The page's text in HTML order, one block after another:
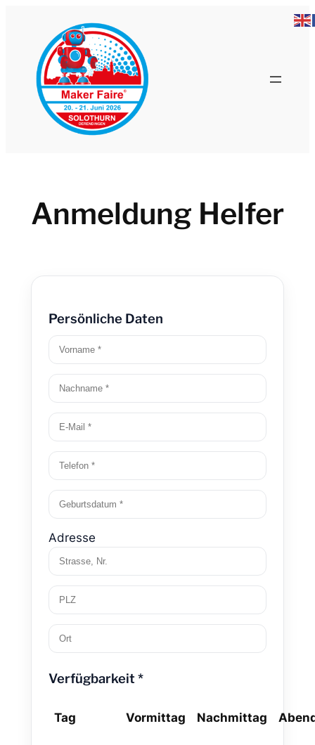
springen
Anmeldung Helfer
Persönliche Daten
Adresse
Verfügbarkeit *
Tag Vormittag Nachmittag